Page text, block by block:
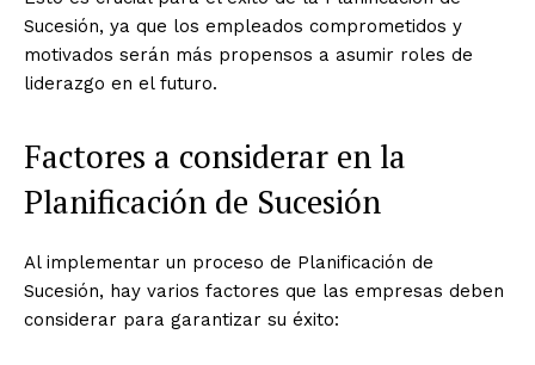
Sucesión, ya que los empleados comprometidos y
motivados serán más propensos a asumir roles de
liderazgo en el futuro.
Factores a considerar en la
Planificación de Sucesión
Al implementar un proceso de Planificación de
Sucesión, hay varios factores que las empresas deben
considerar para garantizar su éxito: